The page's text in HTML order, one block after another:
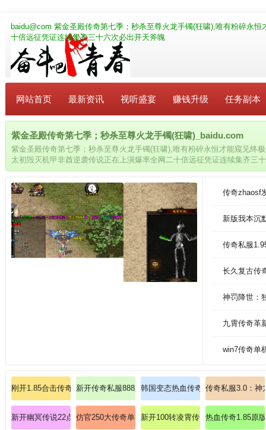
baidu@com 紫金圣殿传奇第七季；秒杀至尊火龙手镯(狂啸),唯有粉碎永
十倍远征凭证连续集齐三十六次必出开天斧魄
网站首页 最新资讯 视听盛宴 赚钱升级 任务副本
紫金圣殿传奇第七季；秒杀至尊火龙手镯(狂啸)_baidu.com
紫金圣殿传奇第七季；秒杀至尊火龙手镯(狂啸),唯有粉碎永恒才能窥见终
太初毁灭机甲非酋逆袭传说正在上演爆率全网二十倍远征凭证连续集齐三
传奇zhaosf
新版我本沉
传奇私服
长久复古传
神罚降世：
九霄传奇革
win7传奇单
刚开1.85合击传奇私服：新开合击1.85，传奇私服的全新征程
新开传奇私服888版本：深渊魔王，宿命终局之战！
韩国变态热血传奇迅速观察战士召唤
传奇私服3.0：神
新开幽冥传说22点开服终极解析战士半月弯刀！
仿官250大传奇单挑魔龙教主的无敌走位技巧！
新开100转凌霄传奇一对一教学道士
热血传奇1.85原版